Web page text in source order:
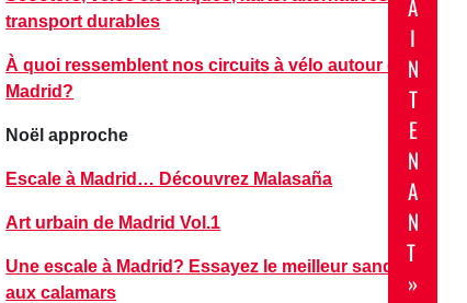
A
I
N
T
E
N
A
N
T
»
transport durables
À quoi ressemblent nos circuits à vélo autour de
Madrid?
Noël approche
Escale à Madrid… Découvrez Malasaña
Art urbain de Madrid Vol.1
Une escale à Madrid? Essayez le meilleur sandwich
aux calamars